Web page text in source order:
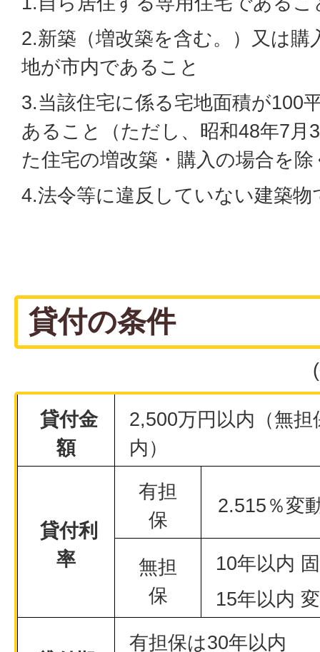
2.新築（増改築を含む。）又は購
地が市内であること
3.当該住宅に係る宅地面積が100
あること（ただし、昭和48年7月
た住宅の増改築・購入の場合を除
4.法令等に違反していない建築物
貸付の条件
貸付金
額
2,500万円以内（無
内）
貸付利
率
有担
保
2.515％変
無担
保
10年以内
15年以内
有担保は30年以内